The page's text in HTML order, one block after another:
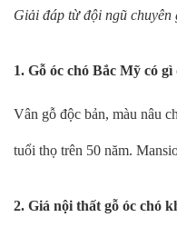
Giải đáp từ đội ngũ
1. Gỗ óc chó Bắc Mỹ có gì
Vân gỗ độc bản, màu nâu
tuổi thọ trên 50 năm.
2. Giá nội thất gỗ óc chó